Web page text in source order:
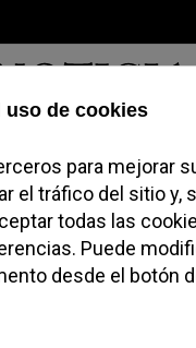
de 2026
#JovenesConFe